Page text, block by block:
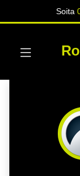
Soita